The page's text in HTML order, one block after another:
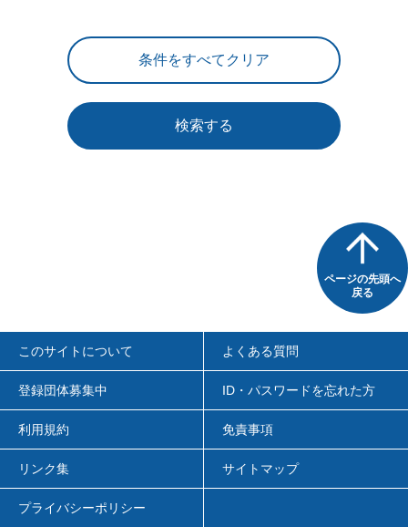
検索する
ページの先頭へ
戻る
このサイトについて よくある質問
登録団体募集中 ID・パスワードを忘れた方
利用規約 免責事項
リンク集 サイトマップ
プライバシーポリシー